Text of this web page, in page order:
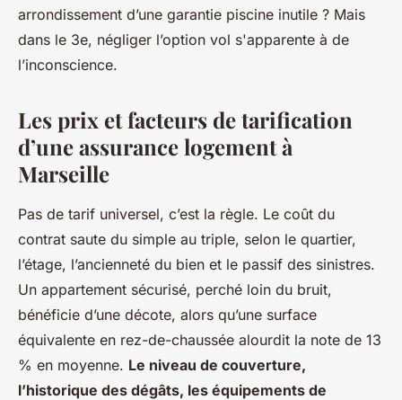
arrondissement d’une garantie piscine inutile ? Mais
dans le 3e, négliger l’option vol s'apparente à de
l’inconscience.
Les prix et facteurs de tarification
d’une assurance logement à
Marseille
Pas de tarif universel, c’est la règle. Le coût du
contrat saute du simple au triple, selon le quartier,
l’étage, l’ancienneté du bien et le passif des sinistres.
Un appartement sécurisé, perché loin du bruit,
bénéficie d’une décote, alors qu’une surface
équivalente en rez-de-chaussée alourdit la note de 13
% en moyenne. Le niveau de couverture,
l’historique des dégâts, les équipements de